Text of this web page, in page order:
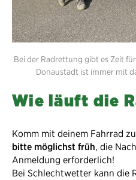
Bei der Radrettung gibt es Zeit
Donaustadt ist immer mit
Wie läuft die
Komm mit deinem Fahrrad
bitte möglichst früh, die
Anmeldung erforderlich!
Bei Schlechtwetter kann die